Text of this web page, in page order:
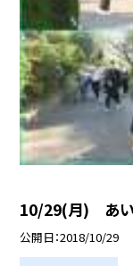
10/29(月) あい
公開日 2018/10/29